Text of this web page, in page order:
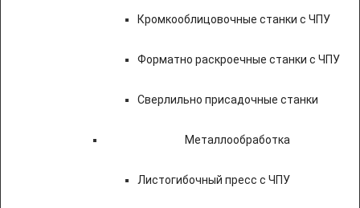
Кромкооблицовочные станки с ЧПУ
Форматно раскроечные станки с ЧПУ
Сверлильно присадочные станки
Металлообработка
Листогибочный пресс с ЧПУ